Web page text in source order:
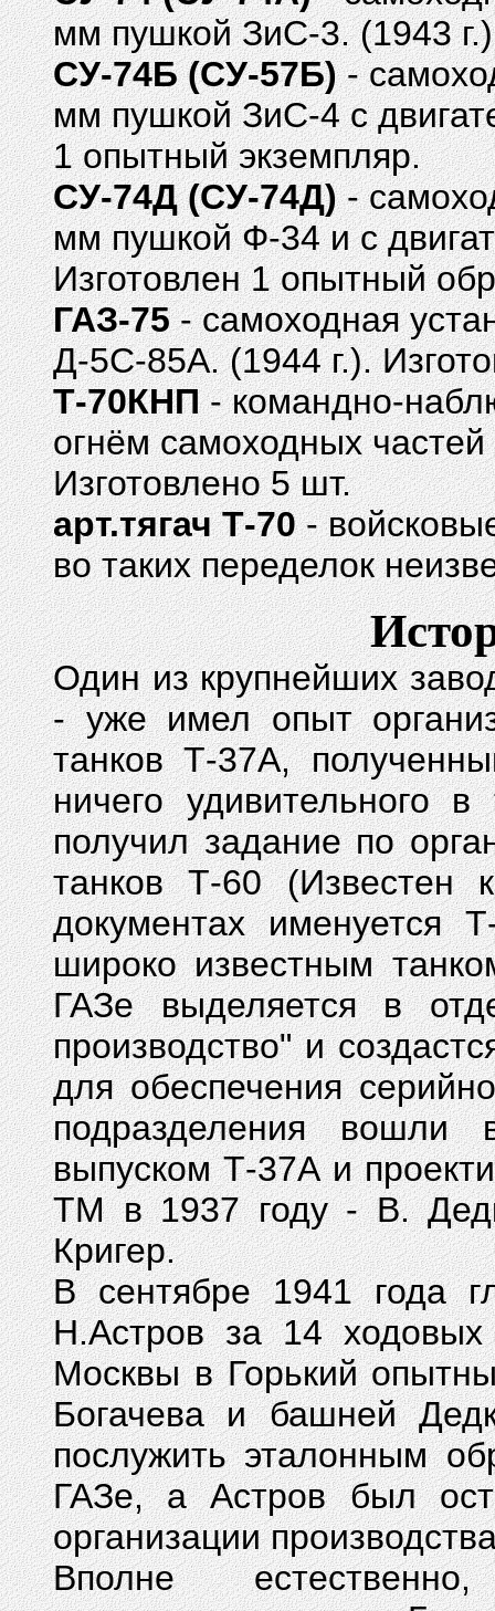
мм пушкой ЗиС-3. (1943
СУ-74Б (СУ-57Б)-
мм пушкой ЗиС-4 с
1 опытный экземпляр.
СУ-74Д (СУ-74Д)-
мм пушкой Ф-34 и с
Изготовлен 1 опытный
ГАЗ-75- самоходная
Д-5С-85А. (1944 г.).
Т-70КНП- командно-
огнём самоходных
Изготовлено 5 шт.
арт.тягач Т-70-
во таких переделок
Один из крупнейших
- уже имел опыт
танков Т-37А,
ничего удивительного
получил задание по
танков Т-60
документах именуется
широко известным
ГАЗе выделяется в
производство" и
для обеспечения
подразделения вошли
выпуском Т-37А и
ТМ в 1937 году - В.
Кригер.
В сентябре 1941 года
Н.Астров за 14
Москвы в Горький
Богачева и башней
послужить эталонным
ГАЗе, а Астров был
организации
Вполне